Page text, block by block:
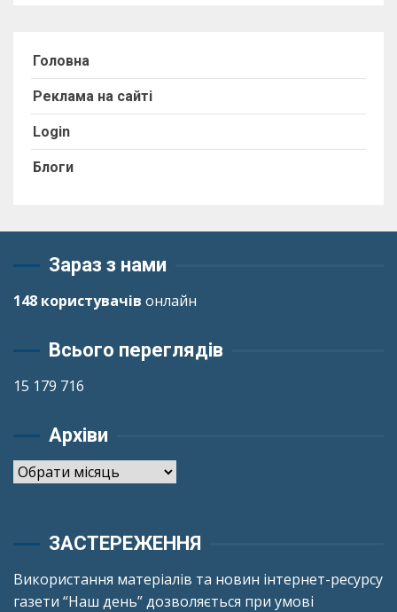
Головна
Реклама на сайті
Login
Блоги
Зараз з нами
148 користувачів онлайн
Всього переглядів
15 179 716
Архіви
Архіви
ЗАСТЕРЕЖЕННЯ
Використання матеріалів та новин інтернет-ресурсу
газети “Наш день” дозволяється при умові